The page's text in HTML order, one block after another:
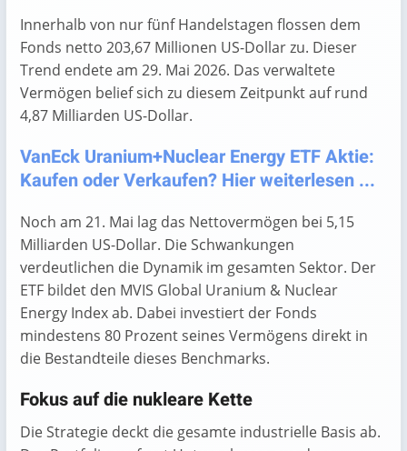
Innerhalb von nur fünf Handelstagen flossen dem
Fonds netto 203,67 Millionen US-Dollar zu. Dieser
Trend endete am 29. Mai 2026. Das verwaltete
Vermögen belief sich zu diesem Zeitpunkt auf rund
4,87 Milliarden US-Dollar.
VanEck Uranium+Nuclear Energy ETF Aktie:
Kaufen oder Verkaufen? Hier weiterlesen ...
Noch am 21. Mai lag das Nettovermögen bei 5,15
Milliarden US-Dollar. Die Schwankungen
verdeutlichen die Dynamik im gesamten Sektor. Der
ETF bildet den MVIS Global Uranium & Nuclear
Energy Index ab. Dabei investiert der Fonds
mindestens 80 Prozent seines Vermögens direkt in
die Bestandteile dieses Benchmarks.
Fokus auf die nukleare Kette
Die Strategie deckt die gesamte industrielle Basis ab.